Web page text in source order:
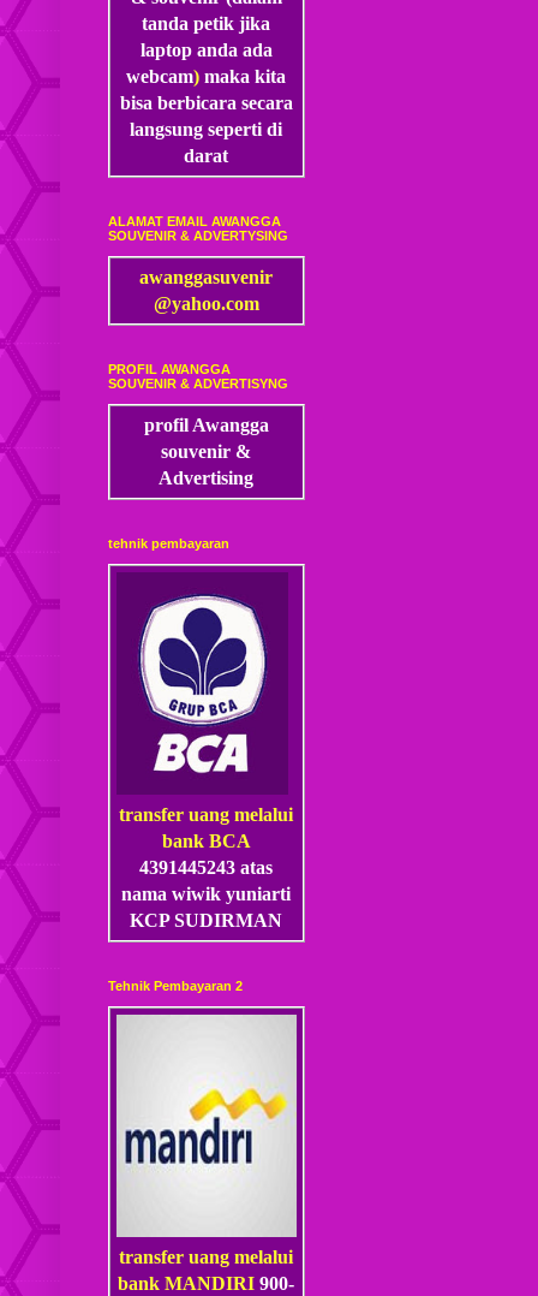
tanda petik jika
laptop anda ada
webcam)maka kita
bisa berbicara secara
langsung seperti di
darat
ALAMAT EMAIL AWANGGA
SOUVENIR & ADVERTYSING
awanggasuvenir
@yahoo.com
PROFIL AWANGGA
SOUVENIR & ADVERTISYNG
profil Awangga
souvenir &
Advertising
tehnik pembayaran
transfer uang melalui
bank BCA
4391445243 atas
nama wiwik yuniarti
KCP SUDIRMAN
Tehnik Pembayaran 2
transfer uang melalui
bank MANDIRI900-